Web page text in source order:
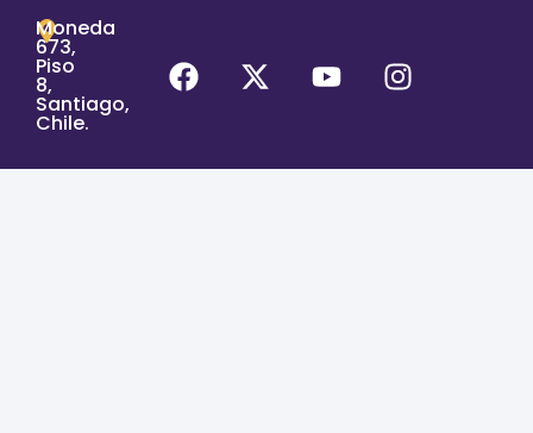
Moneda
673,
Piso
8,
Santiago,
Chile.